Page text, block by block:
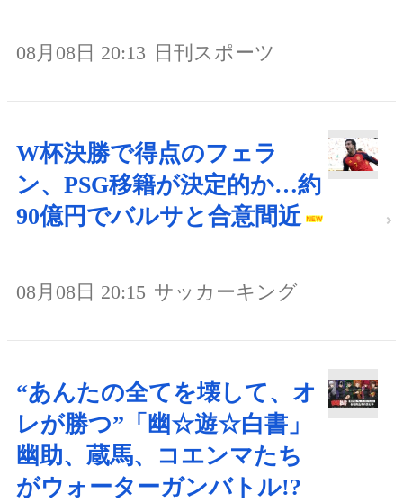
08月08日 20:13 日刊スポーツ
W杯決勝で得点のフェラ
ン、PSG移籍が決定的か…約
90億円でバルサと合意間近
08月08日 20:15 サッカーキング
“あんたの全てを壊して、オ
レが勝つ”「幽☆遊☆白書」
幽助、蔵馬、コエンマたち
がウォーターガンバトル!?